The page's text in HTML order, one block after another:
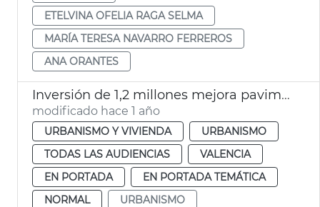
ETELVINA OFELIA RAGA SELMA
MARÍA TERESA NAVARRO FERREROS
ANA ORANTES
Inversión de 1,2 millones mejora pavimento calles y caminos València y pedanías
modificado hace 1 año
URBANISMO Y VIVIENDA
URBANISMO
TODAS LAS AUDIENCIAS
VALENCIA
EN PORTADA
EN PORTADA TEMÁTICA
NORMAL
URBANISMO